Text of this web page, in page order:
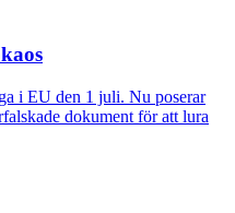
i EU den 1 juli. Nu poserar
dokument för att lura